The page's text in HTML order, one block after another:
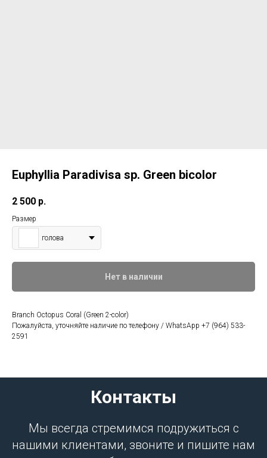
Euphyllia Paradivisa sp. Green bicolor
2 500 р.
Размер
голова
Нет в наличии
Branch Octopus Coral (Green 2-color)
Пожалуйста, уточняйте наличие по телефону / WhatsApp +7 (964) 533-
2591
Контакты
Мы всегда стремимся подружиться с
нашими клиентами, звоните и пишите нам